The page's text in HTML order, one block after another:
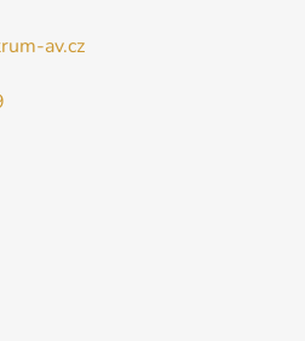
av.cz